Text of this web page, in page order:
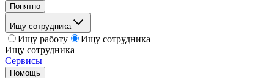
Понятно
Ищу сотрудника
Ищу работу
Ищу сотрудника
Ищу сотрудника
Сервисы
Помощь